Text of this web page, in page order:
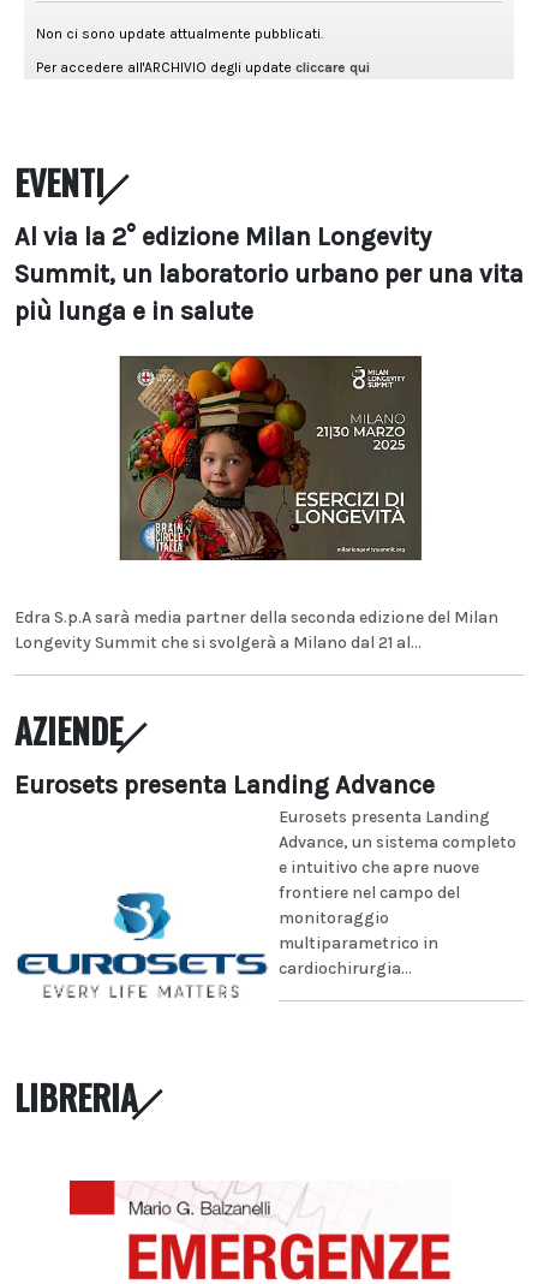
EVENTI
Al via la 2° edizione Milan Longevity
Summit, un laboratorio urbano per una vita
più lunga e in salute
Edra S.p.A sarà media partner della seconda edizione del Milan
Longevity Summit che si svolgerà a Milano dal 21 al...
AZIENDE
Eurosets presenta Landing Advance
Eurosets presenta Landing
Advance, un sistema completo
e intuitivo che apre nuove
frontiere nel campo del
monitoraggio
multiparametrico in
cardiochirurgia...
LIBRERIA